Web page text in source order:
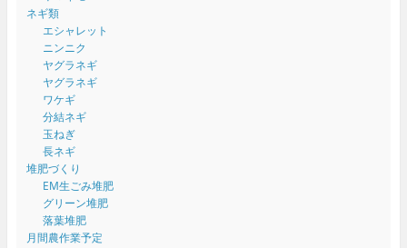
ネギ類
エシャレット
ニンニク
ヤグラネギ
ヤグラネギ
ワケギ
分結ネギ
玉ねぎ
長ネギ
堆肥づくり
EM生ごみ堆肥
グリーン堆肥
落葉堆肥
月間農作業予定